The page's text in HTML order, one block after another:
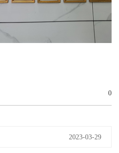
0
2023-03-29